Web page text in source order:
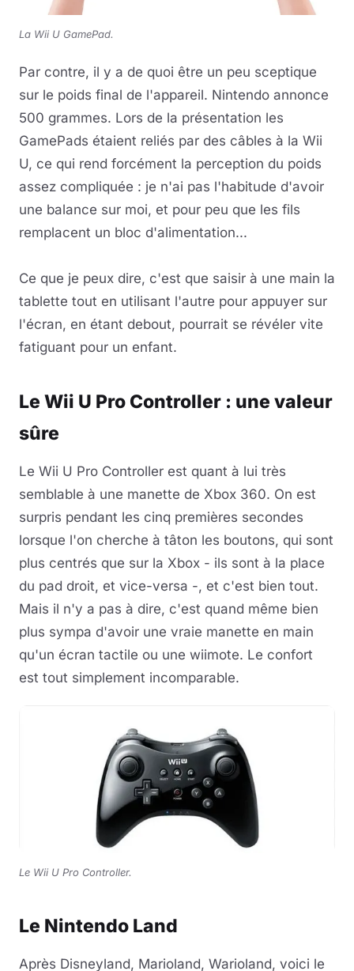
La Wii U GamePad.
Par contre, il y a de quoi être un peu sceptique
sur le poids final de l'appareil. Nintendo annonce
500 grammes. Lors de la présentation les
GamePads étaient reliés par des câbles à la Wii
U, ce qui rend forcément la perception du poids
assez compliquée : je n'ai pas l'habitude d'avoir
une balance sur moi, et pour peu que les fils
remplacent un bloc d'alimentation...
Ce que je peux dire, c'est que saisir à une main la
tablette tout en utilisant l'autre pour appuyer sur
l'écran, en étant debout, pourrait se révéler vite
fatiguant pour un enfant.
Le Wii U Pro Controller : une valeur
sûre
Le Wii U Pro Controller est quant à lui très
semblable à une manette de Xbox 360. On est
surpris pendant les cinq premières secondes
lorsque l'on cherche à tâton les boutons, qui sont
plus centrés que sur la Xbox - ils sont à la place
du pad droit, et vice-versa -, et c'est bien tout.
Mais il n'y a pas à dire, c'est quand même bien
plus sympa d'avoir une vraie manette en main
qu'un écran tactile ou une wiimote. Le confort
est tout simplement incomparable.
Le Wii U Pro Controller.
Le Nintendo Land
Après Disneyland, Marioland, Warioland, voici le